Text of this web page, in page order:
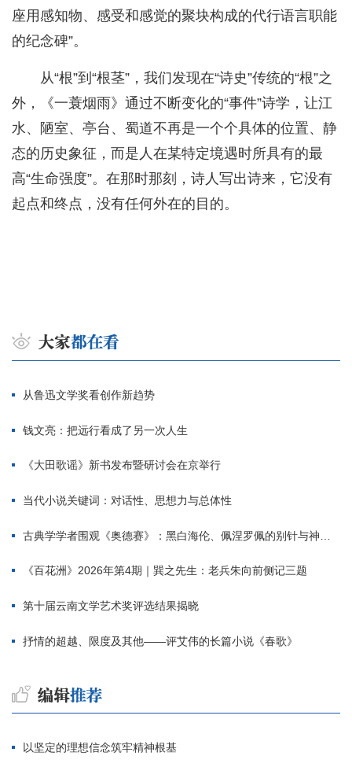
座用感知物、感受和感觉的聚块构成的代行语言职能
的纪念碑”。
从“根”到“根茎”，我们发现在“诗史”传统的“根”之
外，《一蓑烟雨》通过不断变化的“事件”诗学，让江
水、陋室、亭台、蜀道不再是一个个具体的位置、静
态的历史象征，而是人在某特定境遇时所具有的最
高“生命强度”。在那时那刻，诗人写出诗来，它没有
起点和终点，没有任何外在的目的。
从鲁迅文学奖看创作新趋势
钱文亮：把远行看成了另一次人生
《大田歌谣》新书发布暨研讨会在京举行
当代小说关键词：对话性、思想力与总体性
古典学学者围观《奥德赛》：黑白海伦、佩涅罗佩的别针与神秘入侵者
《百花洲》2026年第4期｜巽之先生：老兵朱向前侧记三题
第十届云南文学艺术奖评选结果揭晓
抒情的超越、限度及其他——评艾伟的长篇小说《春歌》
以坚定的理想信念筑牢精神根基